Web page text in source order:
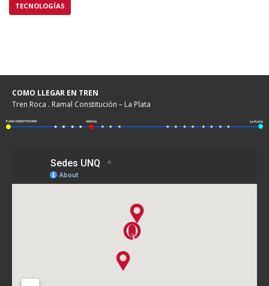
TECNOLOGÍAS
COMO LLEGAR EN TREN
Tren Roca . Ramal Constitución – La Plata